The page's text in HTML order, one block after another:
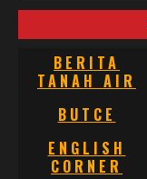
BERITA
TANAH AIR
BUTCE
ENGLISH
CORNER